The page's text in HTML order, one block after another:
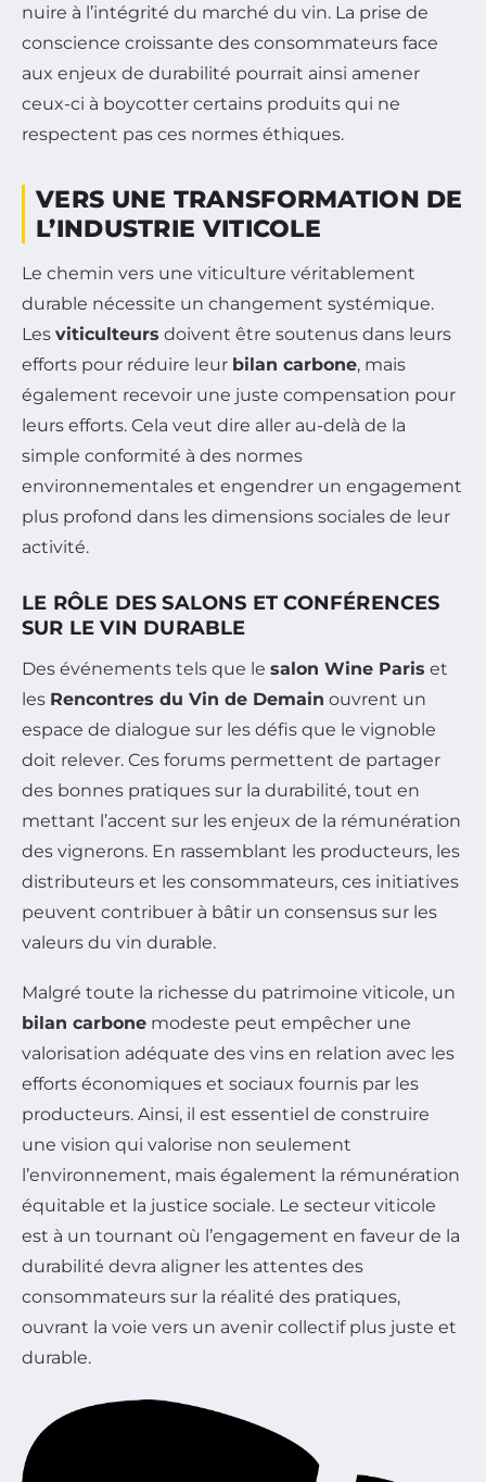
nuire à l’intégrité du marché du vin. La prise de
conscience croissante des consommateurs face
aux enjeux de durabilité pourrait ainsi amener
ceux-ci à boycotter certains produits qui ne
respectent pas ces normes éthiques.
VERS UNE TRANSFORMATION DE
L’INDUSTRIE VITICOLE
Le chemin vers une viticulture véritablement
durable nécessite un changement systémique.
Les viticulteurs doivent être soutenus dans leurs
efforts pour réduire leur bilan carbone, mais
également recevoir une juste compensation pour
leurs efforts. Cela veut dire aller au-delà de la
simple conformité à des normes
environnementales et engendrer un engagement
plus profond dans les dimensions sociales de leur
activité.
LE RÔLE DES SALONS ET CONFÉRENCES
SUR LE VIN DURABLE
Des événements tels que le salon Wine Paris et
les Rencontres du Vin de Demain ouvrent un
espace de dialogue sur les défis que le vignoble
doit relever. Ces forums permettent de partager
des bonnes pratiques sur la durabilité, tout en
mettant l’accent sur les enjeux de la rémunération
des vignerons. En rassemblant les producteurs, les
distributeurs et les consommateurs, ces initiatives
peuvent contribuer à bâtir un consensus sur les
valeurs du vin durable.
Malgré toute la richesse du patrimoine viticole, un
bilan carbone modeste peut empêcher une
valorisation adéquate des vins en relation avec les
efforts économiques et sociaux fournis par les
producteurs. Ainsi, il est essentiel de construire
une vision qui valorise non seulement
l’environnement, mais également la rémunération
équitable et la justice sociale. Le secteur viticole
est à un tournant où l’engagement en faveur de la
durabilité devra aligner les attentes des
consommateurs sur la réalité des pratiques,
ouvrant la voie vers un avenir collectif plus juste et
durable.